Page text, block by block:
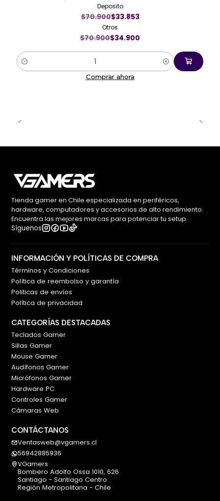
Deposito
$70.900$33.853
Otros
$70.900$34.900
Cantidad
Comprar ahora
Tienda gamer en Chile especializada en periféricos,
hardware, computadores y accesorios de alto rendimiento.
Encuentra las mejores marcas para potenciar tu setup.
Síguenos
INFORMACIÓN Y POLÍTICAS DE COMPRA
Términos y Condiciones
Política de reembolso y garantía
Politicas de envíos
Política de privacidad
CATEGORÍAS DESTACADAS
Teclados Gamer
Sillas Gamer
Mouse Gamer
Audífonos Gamer
Micrófonos Gamer
Hardware PC
Controles Gamer
Cámaras Web
CONTÁCTANOS
Ventasweb@vgamers.cl
56942885936
VGamers
Bombero Adolfo Ossa 1010, 626
Santiago - Santiago Centro
Región Metropolitana - Chile